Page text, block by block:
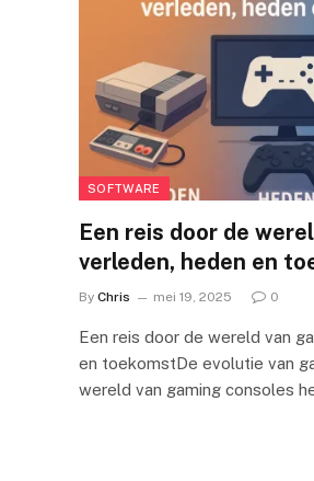
SOFTWARE
Een reis door de
verleden, heden en
By Chris mei 19, 2025 0
Een reis door de wereld van
en toekomstDe evolutie van
wereld van gaming consoles